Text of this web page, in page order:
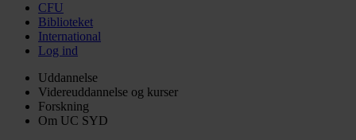
CFU
Biblioteket
International
Log ind
Uddannelse
Videreuddannelse og kurser
Forskning
Om UC SYD